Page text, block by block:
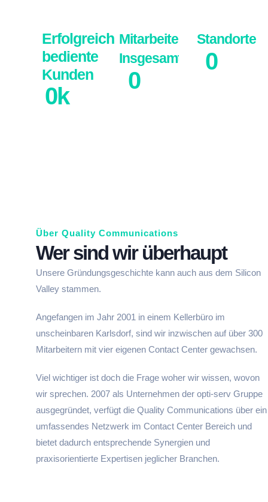
Erfolgreich
bediente
Kunden
0k
Mitarbeiter
Insgesamt
0
Standorte
0
Über Quality Communications
Wer sind wir überhaupt
Unsere Gründungsgeschichte kann auch aus dem Silicon
Valley stammen.
Angefangen im Jahr 2001 in einem Kellerbüro im
unscheinbaren Karlsdorf, sind wir inzwischen auf über 300
Mitarbeitern mit vier eigenen Contact Center gewachsen.
Viel wichtiger ist doch die Frage woher wir wissen, wovon
wir sprechen. 2007 als Unternehmen der opti-serv Gruppe
ausgegründet, verfügt die Quality Communications über ein
umfassendes Netzwerk im Contact Center Bereich und
bietet dadurch entsprechende Synergien und
praxisorientierte Expertisen jeglicher Branchen.